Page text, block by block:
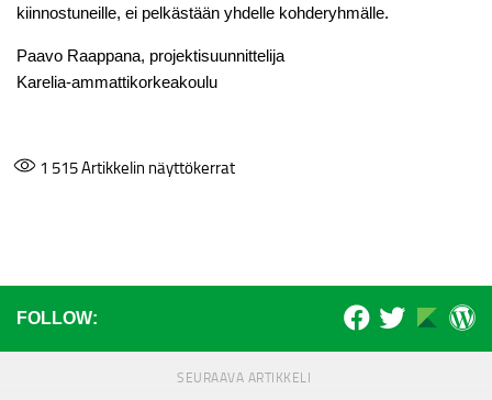
kiinnostuneille, ei pelkästään yhdelle kohderyhmälle.
Paavo Raappana, projektisuunnittelija
Karelia-ammattikorkeakoulu
1 515Artikkelin näyttökerrat
FOLLOW:
SEURAAVA ARTIKKELI